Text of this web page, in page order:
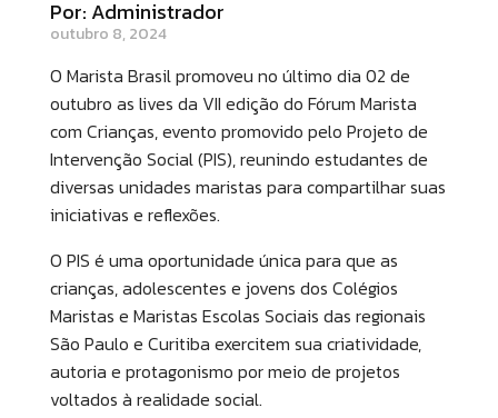
Por: Administrador
outubro 8, 2024
O Marista Brasil promoveu no último dia 02 de
outubro as lives da VII edição do Fórum Marista
com Crianças, evento promovido pelo Projeto de
Intervenção Social (PIS), reunindo estudantes de
diversas unidades maristas para compartilhar suas
iniciativas e reflexões.
O PIS é uma oportunidade única para que as
crianças, adolescentes e jovens dos Colégios
Maristas e Maristas Escolas Sociais das regionais
São Paulo e Curitiba exercitem sua criatividade,
autoria e protagonismo por meio de projetos
voltados à realidade social.